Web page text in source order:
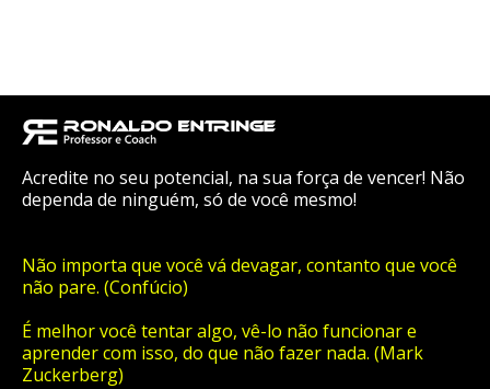
Acredite no seu potencial, na sua força de vencer! Não
dependa de ninguém, só de você mesmo!
Não importa que você vá devagar, contanto que você
não pare. (Confúcio)
É melhor você tentar algo, vê-lo não funcionar e
aprender com isso, do que não fazer nada. (Mark
Zuckerberg)